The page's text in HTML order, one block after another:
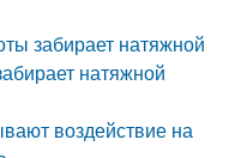
забирает натяжной
натяжной
воздействие на